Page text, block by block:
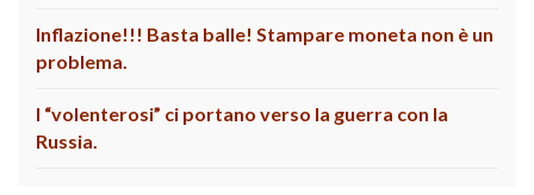
Inflazione!!! Basta balle! Stampare moneta non è un
problema.
I “volenterosi” ci portano verso la guerra con la
Russia.